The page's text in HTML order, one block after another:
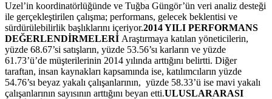
Uzel’in koordinatörlüğünde ve Tuğba Güngör’ün veri analiz desteği
ile gerçekleştirilen çalışma; performans, gelecek beklentisi ve
sürdürülebilirlik başlıklarını içeriyor.2014 YILI PERFORMANS
DEĞERLENDİRMELERİ Araştırmaya katılan yöneticilerin,
yüzde 68.67’si satışların, yüzde 53.56’sı karların ve yüzde
61.73’ü’de müşterilerinin 2014 yılında arttığını belirtti. Diğer
taraftan, insan kaynakları kapsamında ise, katılımcıların yüzde
54.76’sı beyaz yakalı çalışanlarının, yüzde 58.33’ü ise mavi yakalı
çalışanlarının sayısının arttığını beyan etti.ULUSLARARASI